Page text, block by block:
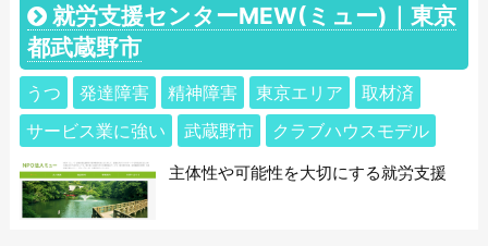
就労支援センターMEW(ミュー)｜東京
都武蔵野市
うつ 発達障害 精神障害 東京エリア
取材済
サービス業に強い
武蔵野市 クラブハウスモデル
主体性や可能性を大切にする就労支援